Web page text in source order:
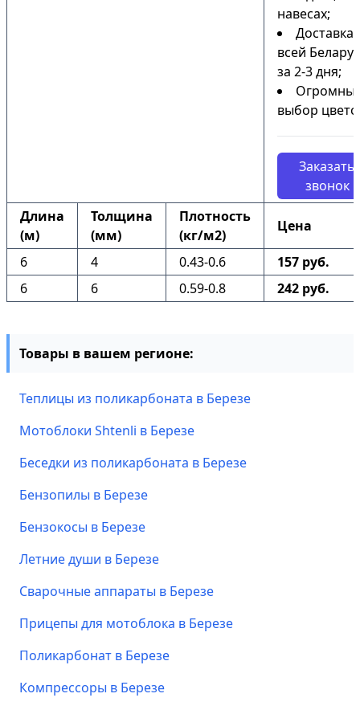
навесах;
Доставка
всей
за 2-3 дня;
выбор
Заказать
звонок
Длина
(м)
Толщина
(мм)
Плотность
(кг/м2)
Цена
6 4 0.43-0.6
157 руб.
6
6 0.59-0.8 242 руб.
Товары в вашем регионе:
Теплицы из поликарбоната в Березе
Мотоблоки Shtenli в Березе
Беседки из поликарбоната в Березе
Бензопилы в Березе
Бензокосы в Березе
Летние души в Березе
Сварочные аппараты в Березе
Прицепы для мотоблока в Березе
Поликарбонат в Березе
Компрессоры в Березе